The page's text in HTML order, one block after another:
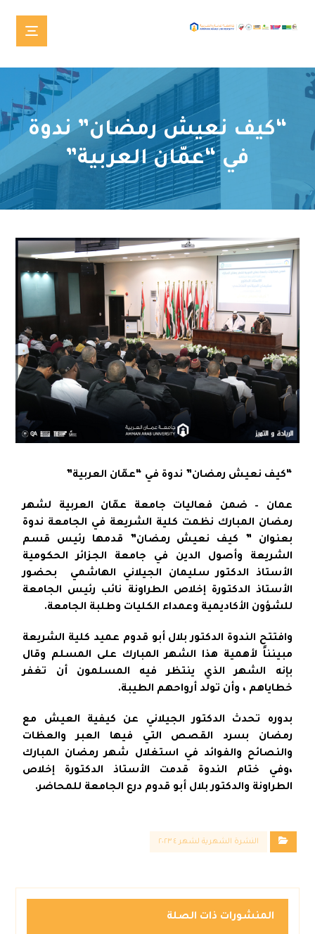
“كيف نعيش رمضان” ندوة
في “عمّان العربية”
“كيف نعيش رمضان” ندوة في “عمّان العربية”
عمان – ضمن فعاليات جامعة عمّان العربية لشهر
رمضان المبارك نظمت كلية الشريعة في الجامعة ندوة
بعنوان ” كيف نعيش رمضان” قدمها رئيس قسم
الشريعة وأصول الدين في جامعة الجزائر الحكومية
الأستاذ الدكتور سليمان الجيلاني الهاشمي بحضور
الأستاذ الدكتورة إخلاص الطراونة نائب رئيس الجامعة
للشؤون الأكاديمية وعمداء الكليات وطلبة الجامعة.
وافتتح الندوة الدكتور بلال أبو قدوم عميد كلية الشريعة
مبينناً لأهمية هذا الشهر المبارك على المسلم وقال
بإنه الشهر الذي ينتظر فيه المسلمون أن تغفر
خطاياهم ، وأن تولد أرواحهم الطيبة.
بدوره تحدث الدكتور الجيلاني عن كيفية العيش مع
رمضان بسرد القصص التي فيها العبر والعظات
والنصائح والفوائد في استغلال شهر رمضان المبارك
،وفي ختام الندوة قدمت الأستاذ الدكتورة إخلاص
الطراونة والدكتور بلال أبو قدوم درع الجامعة للمحاضر.
النشرة الشهرية لشهر ٤ ٢٠٢٣
المنشورات ذات الصلة